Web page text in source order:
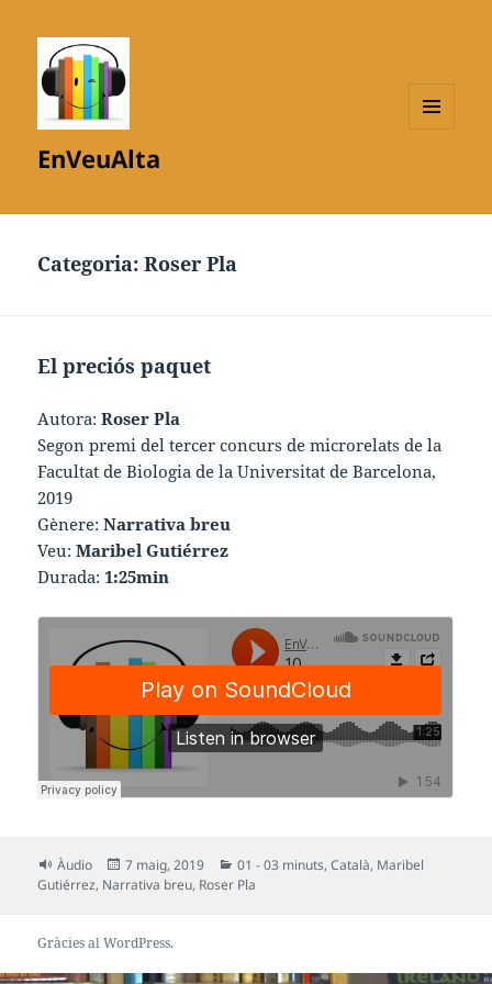
EnVeuAlta
Categoria:Roser Pla
El preciós paquet
Autora:Roser Pla
Segon premi del tercer concurs de microrelats de la
Facultat de Biologia de la Universitat de Barcelona,
2019
Gènere:Narrativa breu
Veu:Maribel Gutiérrez
Durada:1:25min
Format
Àudio
Publicat
el
7 maig, 2019 Categories
01 - 03 minuts,Català, Maribel
Gutiérrez, Narrativa breu, Roser Pla
Gràcies al WordPress.